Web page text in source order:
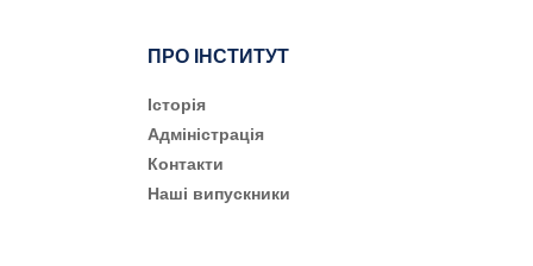
ПРО ІНСТИТУТ
Історія
Адміністрація
Контакти
Наші випускники